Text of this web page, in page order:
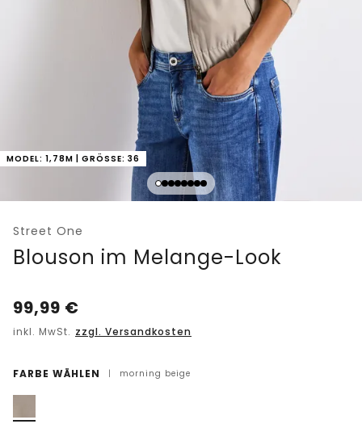
MODEL: 1,78M | GRÖSSE: 36
Street One
Blouson im Melange-Look
99,99 €
inkl. MwSt. zzgl. Versandkosten
FARBE WÄHLEN | morning beige